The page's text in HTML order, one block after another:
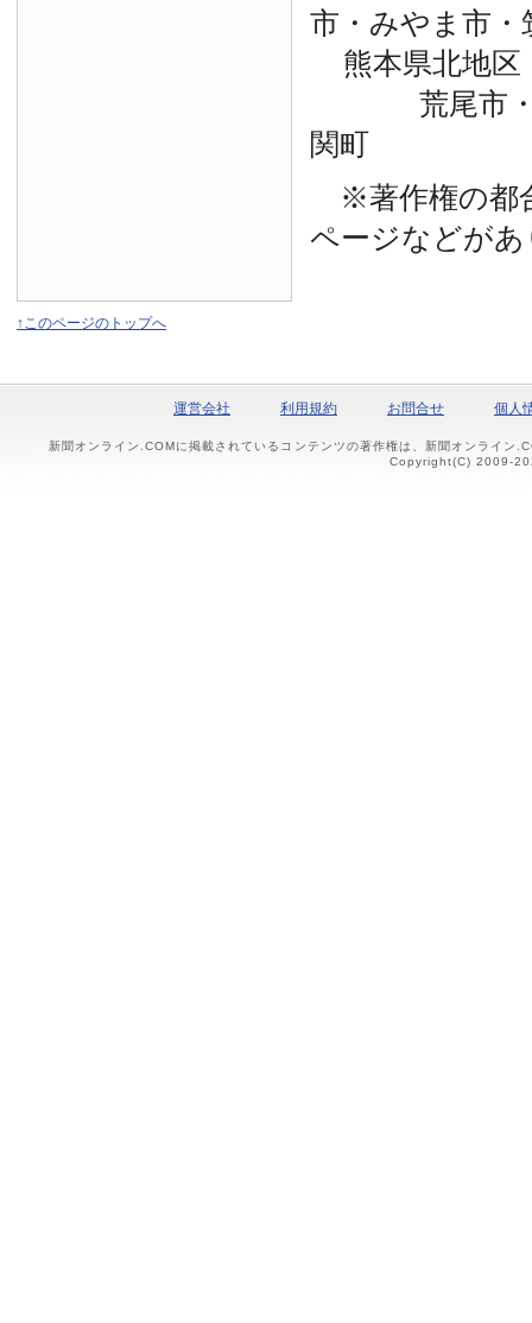
市・みやま市・
熊本県北地区
荒尾市・玉
関町
※著作権の都
ページなどが
↑このページのトップへ
運営会社 利用規約 お問合せ 個人
新聞オンライン.COMに掲載されているコンテンツの著作権は、新聞オンライン
Copyright(C) 2009-